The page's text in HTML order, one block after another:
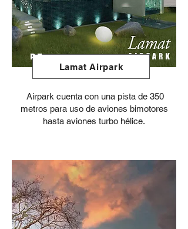
Lamat Airpark
PE
Airpark cuenta con una pista de 350
metros para uso de aviones bimotores
hasta aviones turbo hélice.